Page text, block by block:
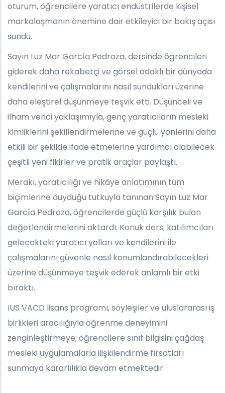
oturum, öğrencilere yaratıcı endüstrilerde kişisel
markalaşmanın önemine dair etkileyici bir bakış açısı
sundu.
Sayın Luz Mar García Pedroza, dersinde öğrencileri
giderek daha rekabetçi ve görsel odaklı bir dünyada
kendilerini ve çalışmalarını nasıl sundukları üzerine
daha eleştirel düşünmeye teşvik etti. Düşünceli ve
ilham verici yaklaşımıyla, genç yaratıcıların mesleki
kimliklerini şekillendirmelerine ve güçlü yönlerini daha
etkili bir şekilde ifade etmelerine yardımcı olabilecek
çeşitli yeni fikirler ve pratik araçlar paylaştı.
Merakı, yaratıcılığı ve hikâye anlatımının tüm
biçimlerine duyduğu tutkuyla tanınan Sayın Luz Mar
García Pedroza, öğrencilerde güçlü karşılık bulan
değerlendirmelerini aktardı. Konuk ders, katılımcıları
gelecekteki yaratıcı yolları ve kendilerini ile
çalışmalarını güvenle nasıl konumlandırabilecekleri
üzerine düşünmeye teşvik ederek anlamlı bir etki
bıraktı.
IUS VACD lisans programı, söyleşiler ve uluslararası iş
birlikleri aracılığıyla öğrenme deneyimini
zenginleştirmeye; öğrencilere sınıf bilgisini çağdaş
mesleki uygulamalarla ilişkilendirme fırsatları
sunmaya kararlılıkla devam etmektedir.